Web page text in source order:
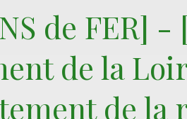
de FER] -
de la
de la